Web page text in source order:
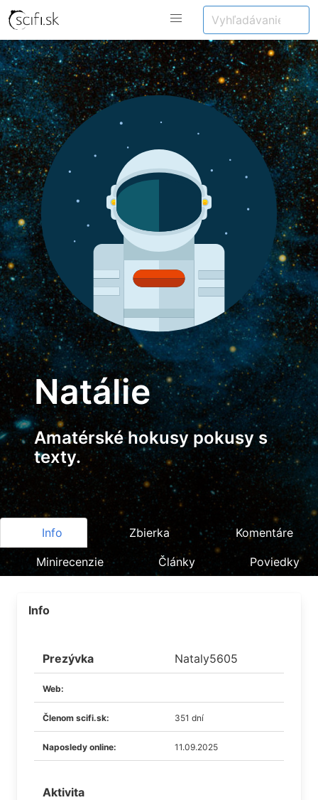
Natálie
Amatérské hokusy pokusy s
texty.
Info Zbierka Komentáre
Minirecenzie Články Poviedky
Info
Prezývka Nataly5605
Web:
Členom scifi.sk: 351 dní
Naposledy online: 11.09.2025
Aktivita